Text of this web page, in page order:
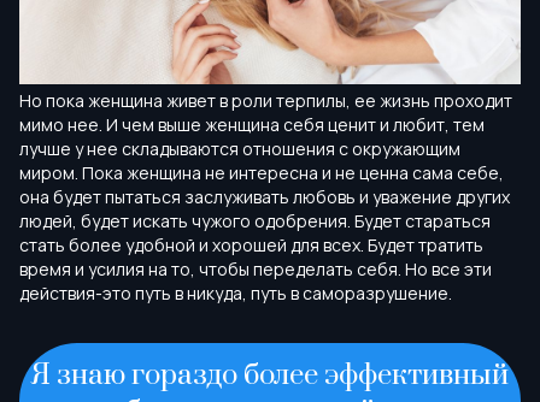
Но пока женщина живет в роли терпилы, ее жизнь проходит
мимо нее. И чем выше женщина себя ценит и любит, тем
лучше у нее складываются отношения с окружающим
миром. Пока женщина не интересна и не ценна сама себе,
она будет пытаться заслуживать любовь и уважение других
людей, будет искать чужого одобрения. Будет стараться
стать более удобной и хорошей для всех. Будет тратить
время и усилия на то, чтобы переделать себя. Но все эти
действия-это путь в никуда, путь в саморазрушение.
Я знаю гораздо более эффективный